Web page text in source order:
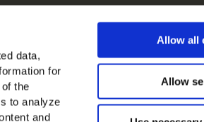
data,
for
the
to analyze
and
Allow all
Allow
en Europe
nous sur